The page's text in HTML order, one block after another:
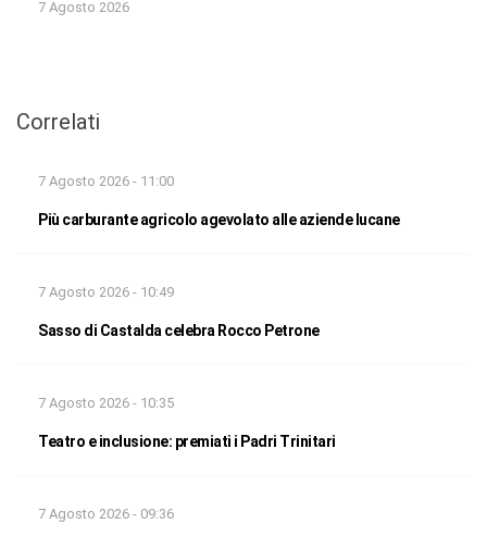
7 Agosto 2026
Correlati
7 Agosto 2026 - 11:00
Più carburante agricolo agevolato alle aziende lucane
7 Agosto 2026 - 10:49
Sasso di Castalda celebra Rocco Petrone
7 Agosto 2026 - 10:35
Teatro e inclusione: premiati i Padri Trinitari
7 Agosto 2026 - 09:36